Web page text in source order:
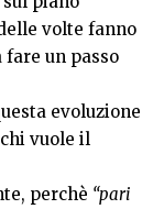
volte fanno
fare un passo
evoluzione
vuole il
perchè “pari